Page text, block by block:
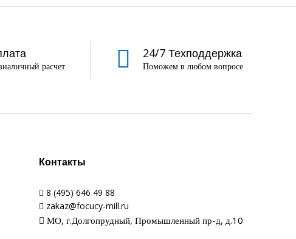
расчет
24/7 Техподдержка
Поможем в любом вопросе
Контакты
8 (495) 646 49 88
zakaz@focucy-mill.ru
МО, г.Долгопрудный, Промышленный пр-д, д.10